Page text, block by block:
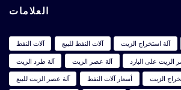
العلامات
آلات النفط آلات النفط للبيع آلة استخراج الزيت
آلة طرد الزيت
آلة عصر الزيت
الزيت على البارد
آلة عصر الزيت للبيع
أسعار آلات النفط الزيت